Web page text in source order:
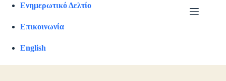
Ενημερωτικό Δελτίο
Επικοινωνία
English